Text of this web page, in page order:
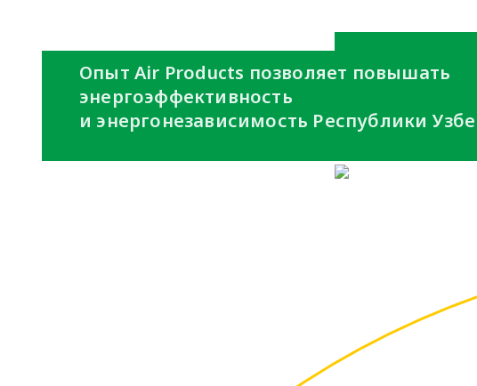
Опыт Air Products позволяет повышать
энергоэффективность
и энергонезависимость Республики